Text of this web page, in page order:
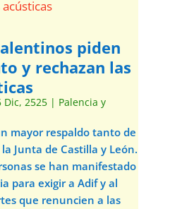
piden
y rechazan las
Dic, 2525| Palencia y
mayor respaldo tanto de
Junta de Castilla y León.
se han manifestado
para exigir a Adif y al
que renuncien a las